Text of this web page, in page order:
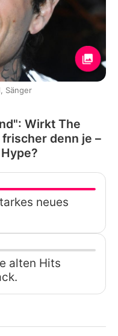
Sänger
Wirkt The
denn je –
neues
alten Hits